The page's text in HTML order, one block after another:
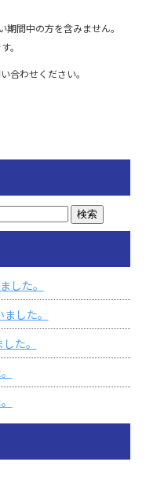
間中の方を含みません。
。
合わせください。
した。
した。
た。